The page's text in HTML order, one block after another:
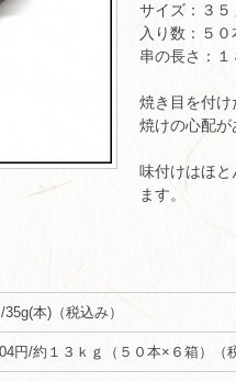
サイズ：３
入り数：５
串の長さ：１
焼き目を付
焼けの心配
味付けはほ
ます。
35g(本)（税込み）
円/約１３ｋｇ（５０本×６箱）（